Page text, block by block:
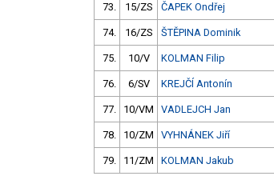
73. 15/ZS ČAPEK Ondřej
74. 16/ZS ŠTĚPINA Dominik
75. 10/V KOLMAN Filip
76. 6/SV KREJČÍ Antonín
77. 10/VM VADLEJCH Jan
78. 10/ZM VYHNÁNEK Jiří
79. 11/ZM KOLMAN Jakub